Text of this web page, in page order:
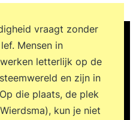
zelfstudieles, inclusief
Tijdens deze
naar en advies
binnen je
vraagt zonder
Mensen in
letterlijk op de
en zijn in
die plaats, de plek
kun je niet